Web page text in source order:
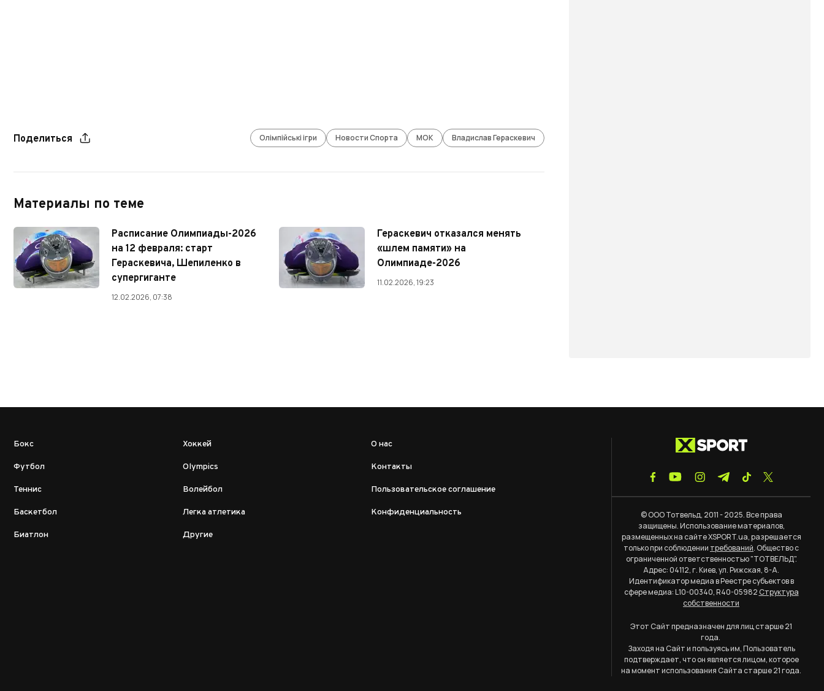
Поделиться Олімпійські ігри Новости Спорта МОК Владислав Гераскевич
Материалы по теме
Расписание Олимпиады-2026
на 12 февраля: старт
Гераскевича, Шепиленко в
супергиганте
12.02.2026, 07:38
Гераскевич отказался менять
«шлем памяти» на
Олимпиаде-2026
11.02.2026, 19:23
Бокс
Футбол
Теннис
Баскетбол
Биатлон
Хоккей
Olympics
Волейбол
Легка атлетика
Другие
О нас
Контакты
Пользовательское соглашение
Конфиденциальность
© ООО Тотвельд, 2011 - 2025. Все права
защищены. Использование материалов,
размещенных на сайте XSPORT.ua, разрешается
только при соблюдении требований. Общество с
ограниченной ответственностью "ТОТВЕЛЬД".
Адрес: 04112, г. Киев, ул. Рижская, 8-А.
Идентификатор медиа в Реестре субъектов в
сфере медиа: L10-00340, R40-05982Структура
собственности
Этот Сайт предназначен для лиц старше 21
года.
Заходя на Сайт и пользуясь им, Пользователь
подтверждает, что он является лицом, которое
на момент использования Сайта старше 21 года.